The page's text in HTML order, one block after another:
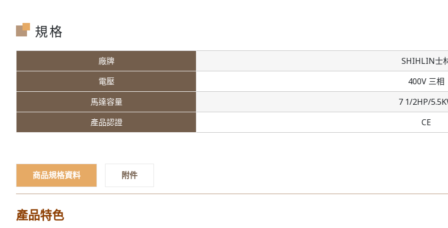
規格
廠牌
SHIHLIN士
電壓
400V 三相
馬達容量
7 1/2HP/
產品認證
CE
商品規格資料 附件
產品特色